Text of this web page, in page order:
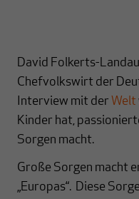
David Folkerts-
Chefvolkswirt der
Interview mit der Welt
Kinder hat,
Sorgen macht.
Große Sorgen macht
„Europas“. Diese